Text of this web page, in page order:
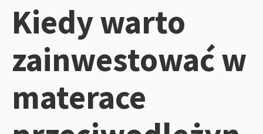
Kiedy warto
zainwestować w
materace